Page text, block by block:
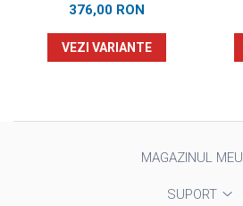
376,00 RON
VEZI VARIANTE
MAGAZINUL MEU
SUPORT